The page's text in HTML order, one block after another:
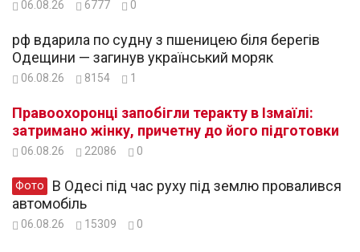
06.08.26 6777 0
рф вдарила по судну з пшеницею біля берегів
Одещини — загинув український моряк
06.08.26 8154 1
Правоохоронці запобігли теракту в Ізмаїлі:
затримано жінку, причетну до його підготовки
06.08.26 22086 0
Фото
автомобіль
06.08.26 15309 0